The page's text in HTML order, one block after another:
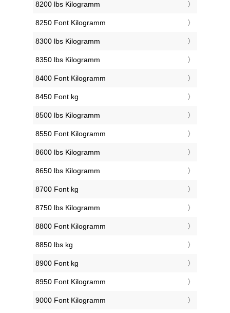
8200 lbs Kilogramm
8250 Font Kilogramm
8300 lbs Kilogramm
8350 lbs Kilogramm
8400 Font Kilogramm
8450 Font kg
8500 lbs Kilogramm
8550 Font Kilogramm
8600 lbs Kilogramm
8650 lbs Kilogramm
8700 Font kg
8750 lbs Kilogramm
8800 Font Kilogramm
8850 lbs kg
8900 Font kg
8950 Font Kilogramm
9000 Font Kilogramm